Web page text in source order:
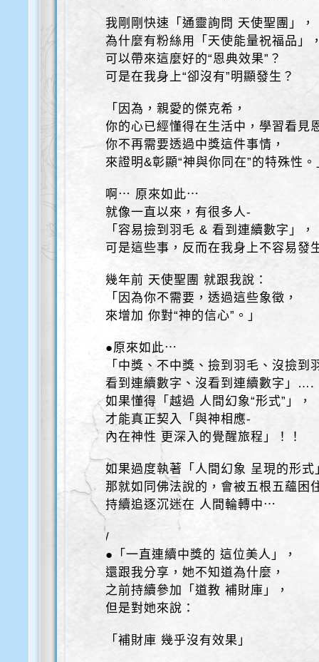
我剛剛快速「通靈詢問 天使聖團」，
為什麼有粉絲用「天使能量祝福品」
可以帶來這麼好的“恩典效果”？
可是在我身上“卻沒有”明顯發生？
「因為，親愛的傑克希，
你的心已經懂得在生活中，學習看見
你不再需要透過中獎這件事情，
來證明&彰顯“神與你同在”的特殊性
啊⋯ 原來如此⋯
就像一直以來，有很多人-
「容易撿到羽毛 & 看到連續數字」，
可是這些事，反而在我身上不容易發
幾年前 天使聖團 就跟我說：
「因為你不需要，透過這些象徵，
來增加 你對“神的信心”。」
●原來如此⋯
「中獎、不中獎、撿到羽毛、沒撿到
看到連續數字、沒看到連續數字」….
如果懂得「越過 人間幻象“形式”」，
才能真正契入「與神相應-
內在神性 更深入的覺醒旅程」！！
如果過度執著「人間幻象 呈現的形式
那就如同佛法說的，會被五根五蘊困
持續追逐沉迷在 人間輪轉中⋯
/
●「一直連續中獎的 這位美人」，
還跟我分享，她不知道為什麼，
之前持續參加「道教 補財庫」，
但是對她來說：
「補財庫 幾乎沒有效果」